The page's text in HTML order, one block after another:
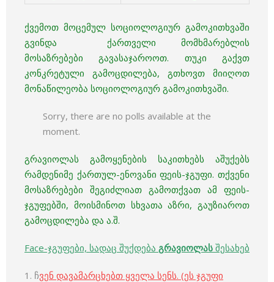
ქვემოთ მოცემულ სოციოლოგიურ გამოკითხვაში
გვინდა ქართველი მომხმარებლის
მოსაზრებებიგავასაჯაროოთ. თუკი გაქვთ
კონკრეტული გამოცდილება, გთხოვთ მიიღოთ
მონაწილეობა სოციოლოგიურ გამოკითხვაში.
Sorry, there are no polls available at the
moment.
გრავიოლას გამოყენების საკითხებს აშუქებს
რამდენიმე ქართულ-ენოვანი ფეის-ჯგუფი. თქვენი
მოსაზრებები შეგიძლიათ გამოთქვათ ამ ფეის-
ჯგუფებში, მოისმინოთ სხვათა აზრი, გაუზიაროთ
გამოცდილება და ა.შ.
Face-ჯგუფები, სადაც შუქდება გრავიოლას შესახებ
1. ჩვენ დავამარცხებთ ყველა სენს. (ეს ჯგუფი